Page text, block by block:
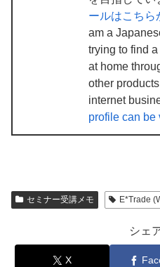
ールはこちら
am a
trying to find
at home
other
internet
profile can be
セミナー受講メモ E*Trade
シェ
X